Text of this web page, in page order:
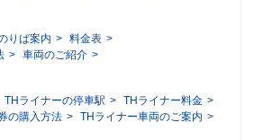
りば案内
料金表
車両のご紹介
THライナーの停車駅
THライナー料金
の購入方法
THライナー車両のご案内